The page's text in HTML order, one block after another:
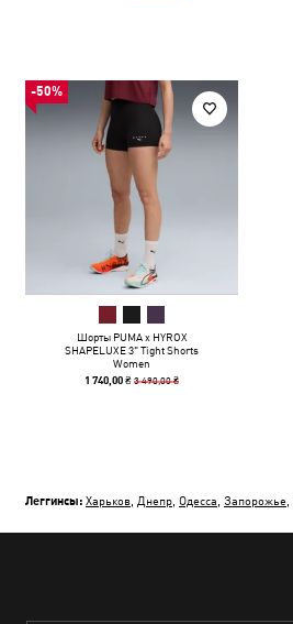
-50%
Шорты PUMA x HYROX
SHAPELUXE 3" Tight Shorts
Women
1 740,00 ₴3 490,00 ₴
Леггинсы: Харьков Днепр Одесса Запорожье